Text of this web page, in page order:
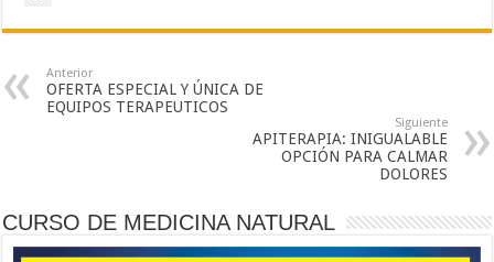
Anterior
OFERTA ESPECIAL Y ÚNICA DE
EQUIPOS TERAPEUTICOS
Siguiente
APITERAPIA: INIGUALABLE
OPCIÓN PARA CALMAR
DOLORES
CURSO DE MEDICINA NATURAL